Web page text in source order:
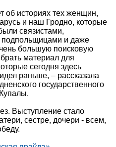
об историях тех женщин,
и наш Гродно, которые
связистами,
подпольщицами и даже
большую поисковую
материал для
сегодня здесь
раньше, – рассказала
государственного
Выступление стало
сестре, дочери - всем,